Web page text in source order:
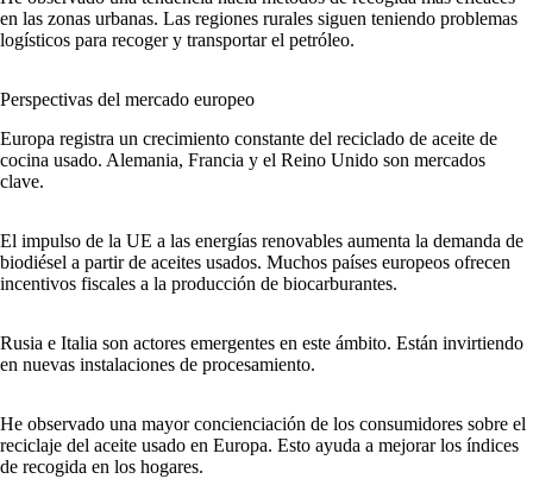
en las zonas urbanas. Las regiones rurales siguen teniendo problemas
logísticos para recoger y transportar el petróleo.
Perspectivas del mercado europeo
Europa registra un crecimiento constante del reciclado de aceite de
cocina usado. Alemania, Francia y el Reino Unido son mercados
clave.
El impulso de la UE a las energías renovables aumenta la demanda de
biodiésel a partir de aceites usados. Muchos países europeos ofrecen
incentivos fiscales a la producción de biocarburantes.
Rusia e Italia son actores emergentes en este ámbito. Están invirtiendo
en nuevas instalaciones de procesamiento.
He observado una mayor concienciación de los consumidores sobre el
reciclaje del aceite usado en Europa. Esto ayuda a mejorar los índices
de recogida en los hogares.